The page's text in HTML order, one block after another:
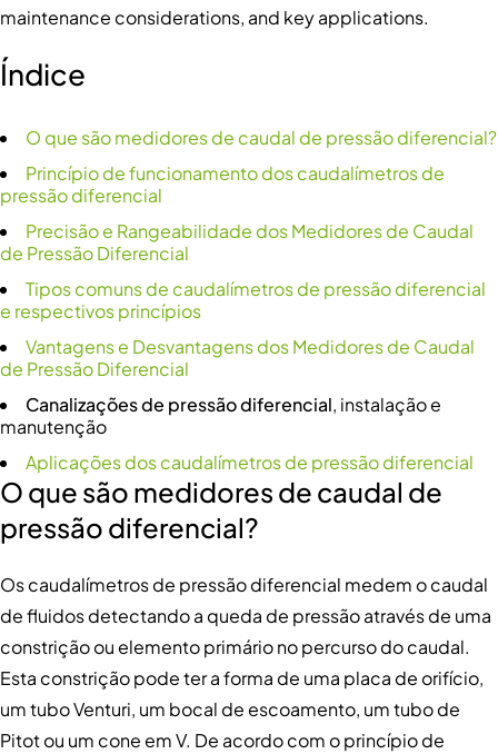
maintenance considerations, and key applications.
Índice
O que são medidores de caudal de pressão diferencial?
Princípio de funcionamento dos caudalímetros de
pressão diferencial
Precisão e Rangeabilidade dos Medidores de Caudal
de Pressão Diferencial
Tipos comuns de caudalímetros de pressão diferencial
e respectivos princípios
Vantagens e Desvantagens dos Medidores de Caudal
de Pressão Diferencial
Canalizações de pressão diferencial, instalação e
manutenção
Aplicações dos caudalímetros de pressão diferencial
O que são medidores de caudal de
pressão diferencial?
Os caudalímetros de pressão diferencial medem o caudal
de fluidos detectando a queda de pressão através de uma
constrição ou elemento primário no percurso do caudal.
Esta constrição pode ter a forma de uma placa de orifício,
um tubo Venturi, um bocal de escoamento, um tubo de
Pitot ou um cone em V. De acordo com o princípio de